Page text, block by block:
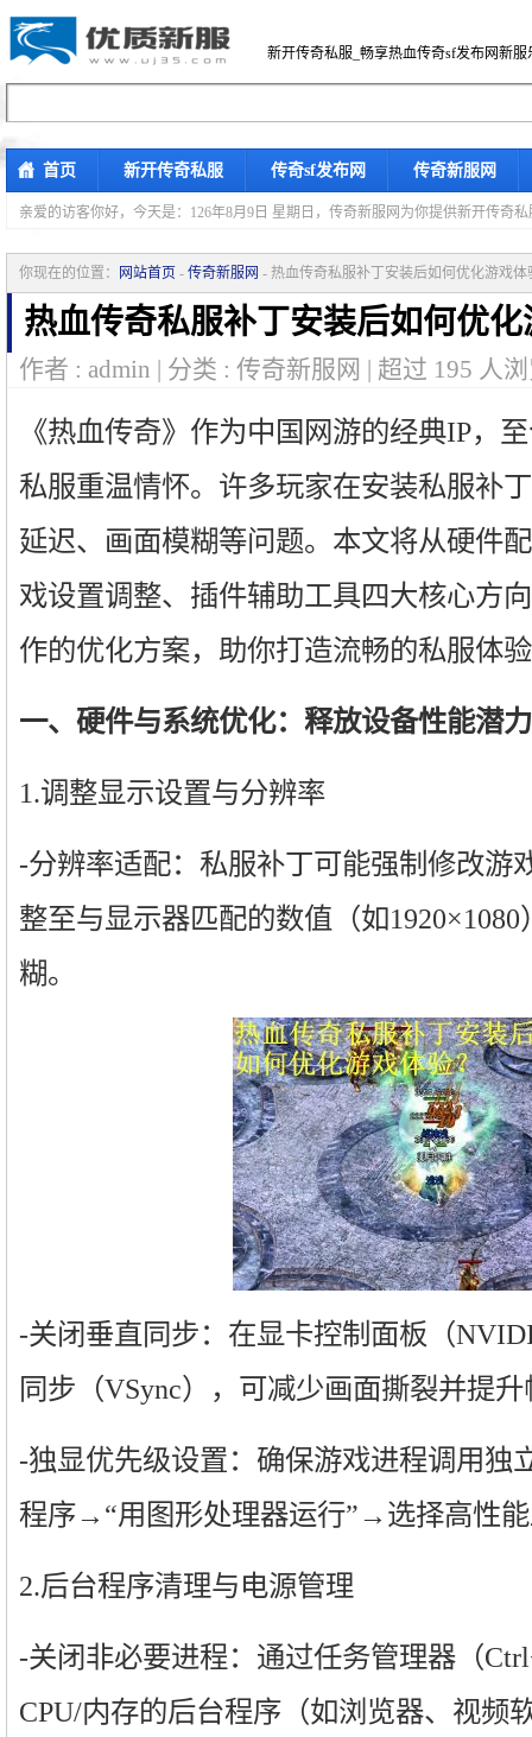
新开传奇私服_畅享热血传奇sf发布网新服
首页 新开传奇私服 传奇sf发布网 传奇新服网
亲爱的访客你好， 今天是：126年8月9日 星期日，传奇新服网为你提供新开传奇
你现在的位置： 网站首页 - 传奇新服网 - 热血传奇私服补丁安装后如何优化游戏体
热血传奇私服补丁安装后如何优
作者 : admin | 分类 : 传奇新服网 | 超过 195 人
《热血传奇》作为中国网游的经典IP，
私服重温情怀。许多玩家在安装私服补
延迟、画面模糊等问题。本文将从硬件
戏设置调整、插件辅助工具四大核心方
作的优化方案，助你打造流畅的私服体
一、硬件与系统优化：释放设备性能潜力
1.调整显示设置与分辨率
-分辨率适配：私服补丁可能强制修改游
整至与显示器匹配的数值（如
糊。
-关闭垂直同步：在显卡控制面板（
同步（VSync），可减少画面撕裂并提
-独显优先级设置：确保游戏进程调用独
程序→“用图形处理器运行”→选择高性
2.后台程序清理与电源管理
-关闭非必要进程：通过任务管理器（
CPU/内存的后台程序（如浏览器、视频